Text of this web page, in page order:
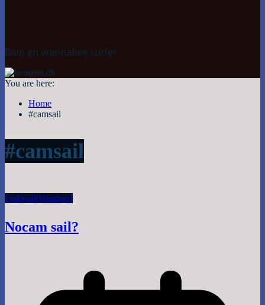
Bare en wannabee surfer
You are here:
Home
#camsail
#camsail
FoilSnakWindsurf
Nocam sail?